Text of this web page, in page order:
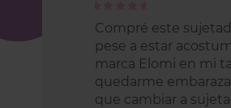
Compré este
pese a estar
marca Elomi en mi
quedarme
que cambiar a